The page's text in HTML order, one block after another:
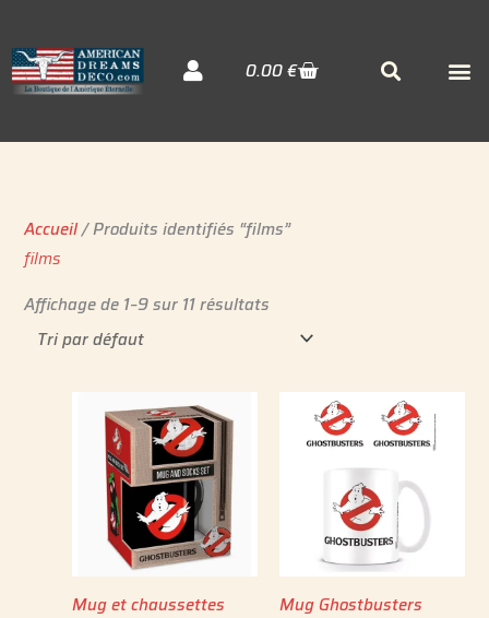
au
contenu
0.00€Cart
Accueil/ Produits identifiés “films”
films
Affichage de 1–9 sur 11 résultats
Mug et chaussettes
Mug Ghostbusters